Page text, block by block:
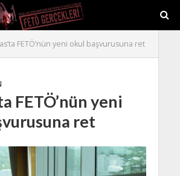
FETÖ’nün yeni okul başvurusuna ret
FETÖ’nün yeni
ret